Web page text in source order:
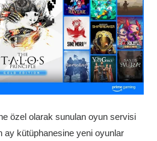
özel olarak sunulan oyun servisi
ay kütüphanesine yeni oyunlar